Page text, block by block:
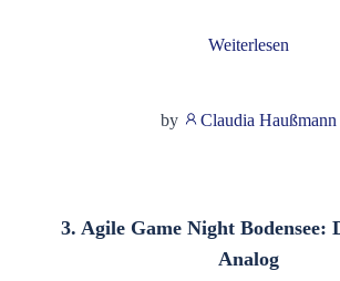
Weiterlesen
by Claudia Haußmann
3. Agile Game Night
Analog